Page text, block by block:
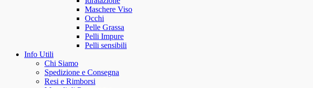
Maschere Viso
Occhi
Pelle Grassa
Pelli Impure
Pelli sensibili
Info Utili
Chi Siamo
Spedizione e Consegna
Resi e Rimborsi